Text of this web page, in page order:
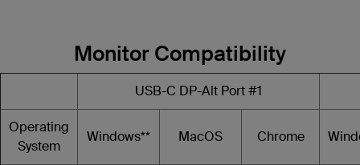
Monitor Compatibility
USB-C DP-Alt Port #1
Operating
System
Windows** MacOS Chrome